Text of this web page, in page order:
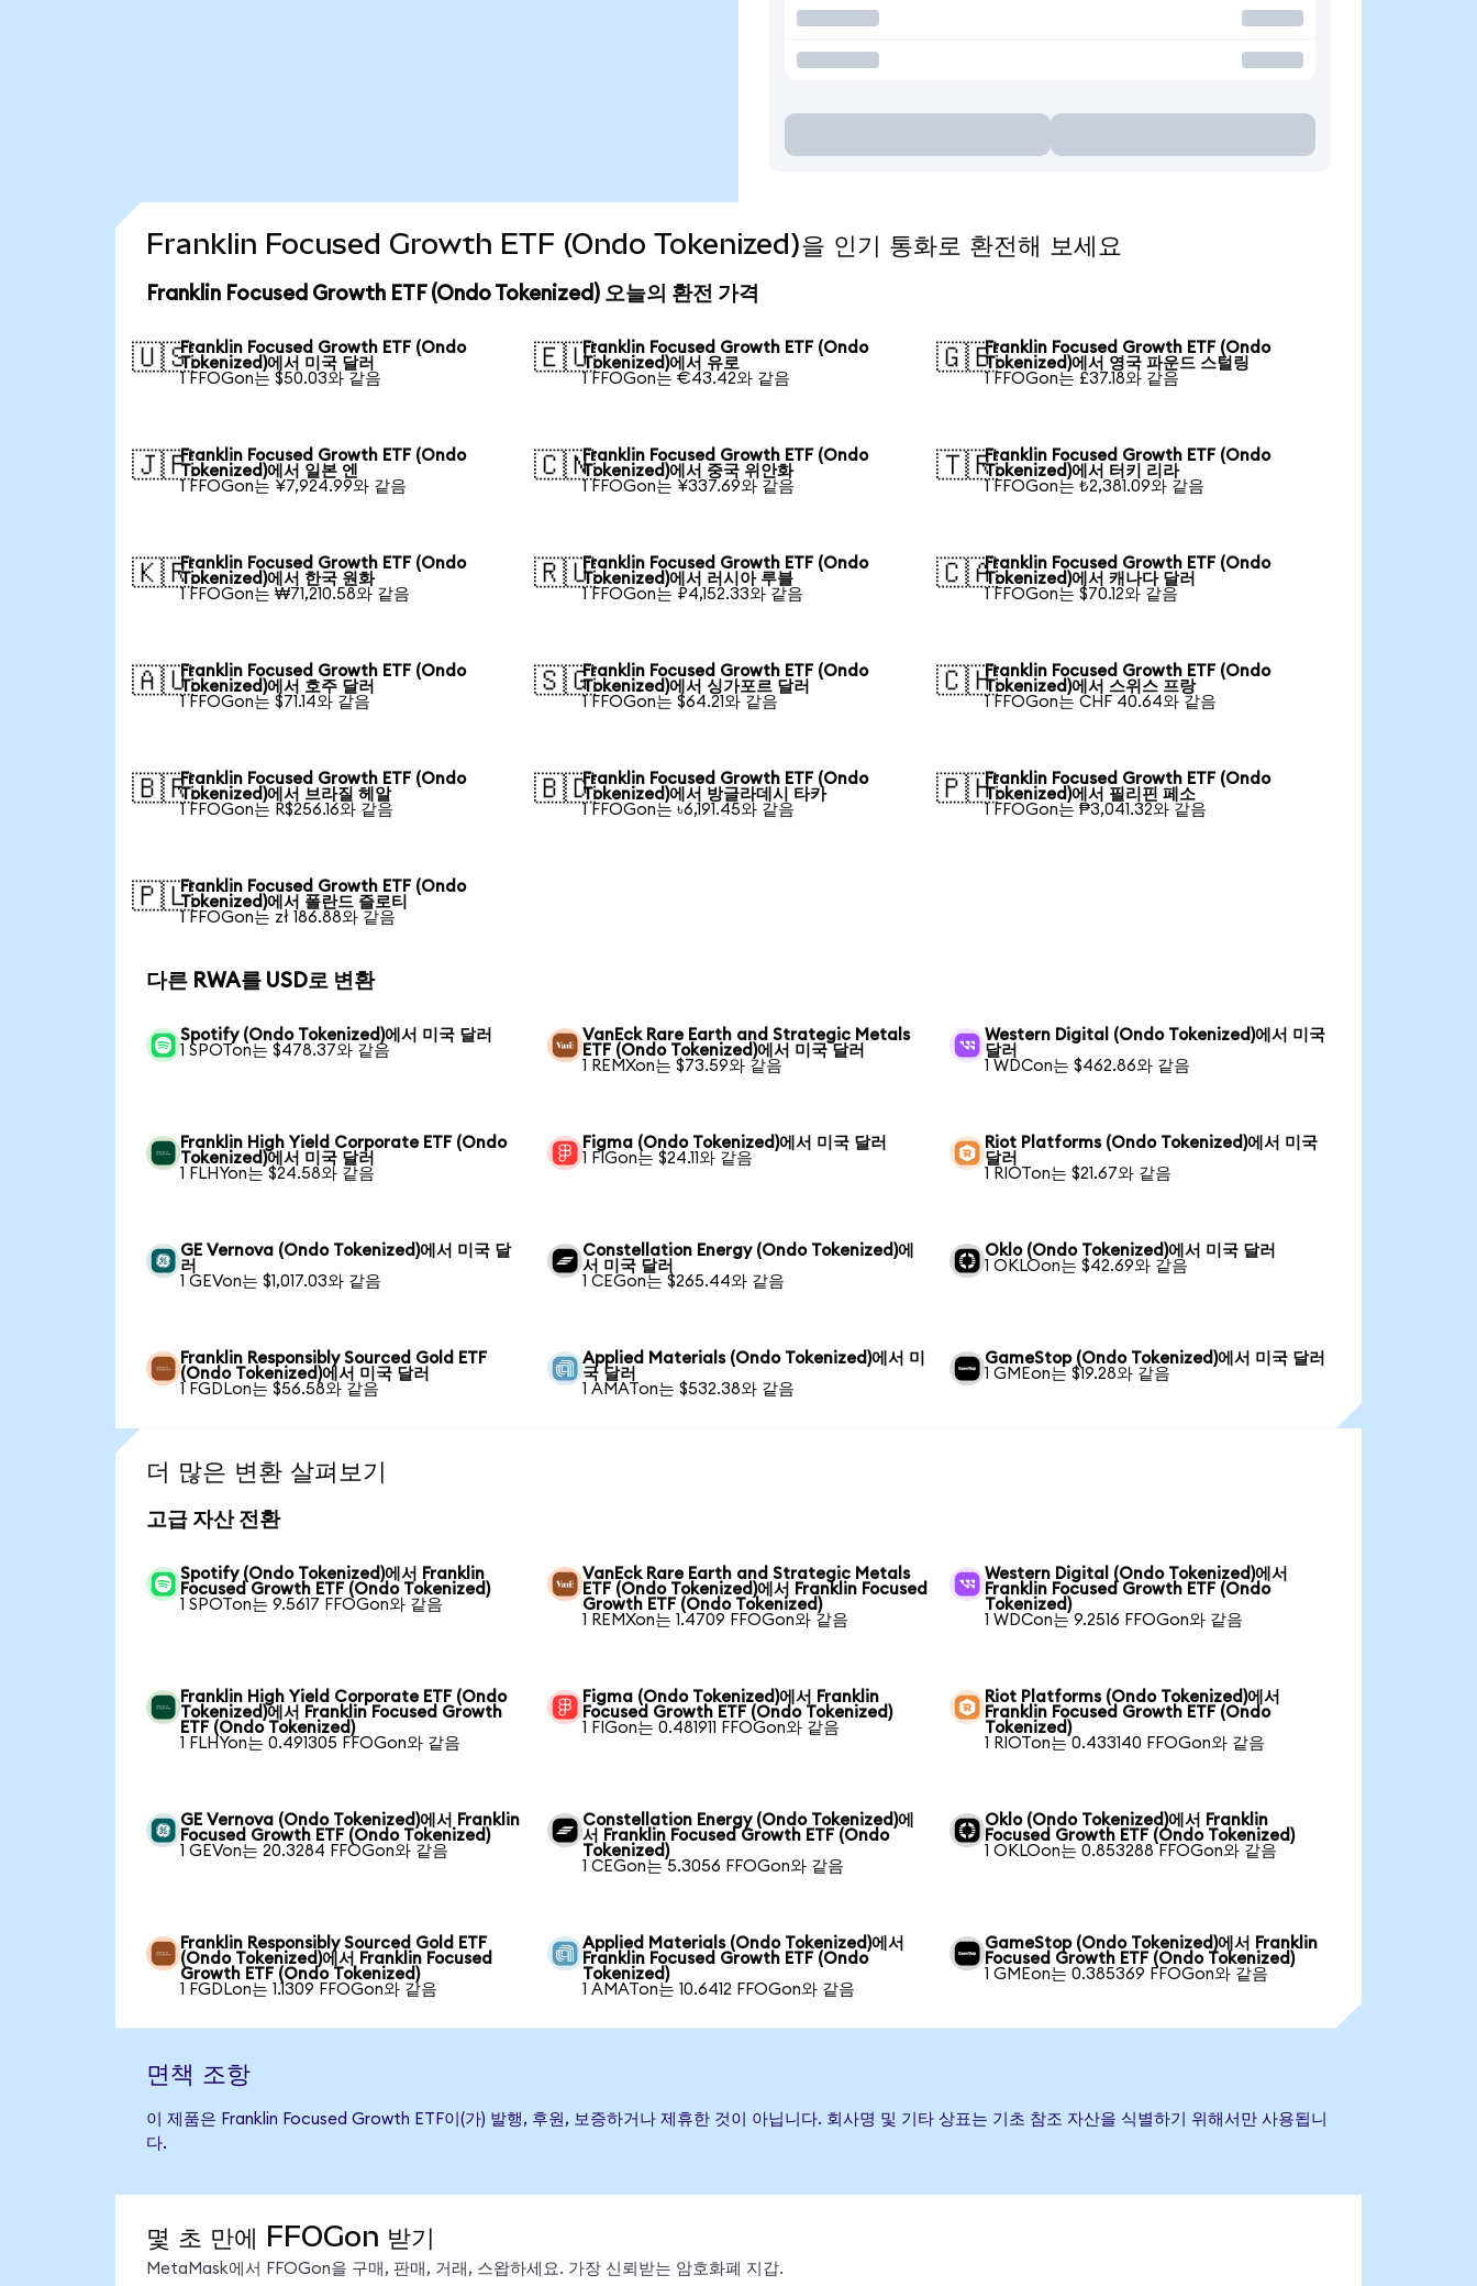
Franklin Focused Growth ETF (Ondo Tokenized)을 인기 통화로 환전해 보세요
Franklin Focused Growth ETF (Ondo Tokenized) 오늘의 환전 가격
🇺🇸Franklin Focused Growth ETF (Ondo
Tokenized)에서 미국 달러
1 FFOGon는 $50.03와 같음
🇪🇺Franklin Focused Growth ETF (Ondo
Tokenized)에서 유로
1 FFOGon는 €43.42와 같음
🇬🇧Franklin Focused Growth ETF (Ondo
Tokenized)에서 영국 파운드 스털링
1 FFOGon는 £37.18와 같음
🇯🇵Franklin Focused Growth ETF (Ondo
Tokenized)에서 일본 엔
1 FFOGon는 ¥7,924.99와 같음
🇨🇳Franklin Focused Growth ETF (Ondo
Tokenized)에서 중국 위안화
1 FFOGon는 ¥337.69와 같음
🇹🇷Franklin Focused Growth ETF (Ondo
Tokenized)에서 터키 리라
1 FFOGon는 ₺2,381.09와 같음
🇰🇷Franklin Focused Growth ETF (Ondo
Tokenized)에서 한국 원화
1 FFOGon는 ₩71,210.58와 같음
🇷🇺Franklin Focused Growth ETF (Ondo
Tokenized)에서 러시아 루블
1 FFOGon는 ₽4,152.33와 같음
🇨🇦Franklin Focused Growth ETF (Ondo
Tokenized)에서 캐나다 달러
1 FFOGon는 $70.12와 같음
🇦🇺Franklin Focused Growth ETF (Ondo
Tokenized)에서 호주 달러
1 FFOGon는 $71.14와 같음
🇸🇬Franklin Focused Growth ETF (Ondo
Tokenized)에서 싱가포르 달러
1 FFOGon는 $64.21와 같음
🇨🇭Franklin Focused Growth ETF (Ondo
Tokenized)에서 스위스 프랑
1 FFOGon는 CHF 40.64와 같음
🇧🇷Franklin Focused Growth ETF (Ondo
Tokenized)에서 브라질 헤알
1 FFOGon는 R$256.16와 같음
🇧🇩Franklin Focused Growth ETF (Ondo
Tokenized)에서 방글라데시 타카
1 FFOGon는 ৳6,191.45와 같음
🇵🇭Franklin Focused Growth ETF (Ondo
Tokenized)에서 필리핀 페소
1 FFOGon는 ₱3,041.32와 같음
🇵🇱Franklin Focused Growth ETF (Ondo
Tokenized)에서 폴란드 즐로티
1 FFOGon는 zł 186.88와 같음
다른 RWA를 USD로 변환
Spotify (Ondo Tokenized)에서 미국 달러
1 SPOTon는 $478.37와 같음
VanEck Rare Earth and Strategic Metals
ETF (Ondo Tokenized)에서 미국 달러
1 REMXon는 $73.59와 같음
Western Digital (Ondo Tokenized)에서 미국
달러
1 WDCon는 $462.86와 같음
Franklin High Yield Corporate ETF (Ondo
Tokenized)에서 미국 달러
1 FLHYon는 $24.58와 같음
Figma (Ondo Tokenized)에서 미국 달러
1 FIGon는 $24.11와 같음
Riot Platforms (Ondo Tokenized)에서 미국
달러
1 RIOTon는 $21.67와 같음
GE Vernova (Ondo Tokenized)에서 미국 달
러
1 GEVon는 $1,017.03와 같음
Constellation Energy (Ondo Tokenized)에
서 미국 달러
1 CEGon는 $265.44와 같음
Oklo (Ondo Tokenized)에서 미국 달러
1 OKLOon는 $42.69와 같음
Franklin Responsibly Sourced Gold ETF
(Ondo Tokenized)에서 미국 달러
1 FGDLon는 $56.58와 같음
Applied Materials (Ondo Tokenized)에서 미
국 달러
1 AMATon는 $532.38와 같음
GameStop (Ondo Tokenized)에서 미국 달러
1 GMEon는 $19.28와 같음
더 많은 변환 살펴보기
고급 자산 전환
Spotify (Ondo Tokenized)에서 Franklin
Focused Growth ETF (Ondo Tokenized)
1 SPOTon는 9.5617 FFOGon와 같음
VanEck Rare Earth and Strategic Metals
ETF (Ondo Tokenized)에서 Franklin Focused
Growth ETF (Ondo Tokenized)
1 REMXon는 1.4709 FFOGon와 같음
Western Digital (Ondo Tokenized)에서
Franklin Focused Growth ETF (Ondo
Tokenized)
1 WDCon는 9.2516 FFOGon와 같음
Franklin High Yield Corporate ETF (Ondo
Tokenized)에서 Franklin Focused Growth
ETF (Ondo Tokenized)
1 FLHYon는 0.491305 FFOGon와 같음
Figma (Ondo Tokenized)에서 Franklin
Focused Growth ETF (Ondo Tokenized)
1 FIGon는 0.481911 FFOGon와 같음
Riot Platforms (Ondo Tokenized)에서
Franklin Focused Growth ETF (Ondo
Tokenized)
1 RIOTon는 0.433140 FFOGon와 같음
GE Vernova (Ondo Tokenized)에서 Franklin
Focused Growth ETF (Ondo Tokenized)
1 GEVon는 20.3284 FFOGon와 같음
Constellation Energy (Ondo Tokenized)에
서 Franklin Focused Growth ETF (Ondo
Tokenized)
1 CEGon는 5.3056 FFOGon와 같음
Oklo (Ondo Tokenized)에서 Franklin
Focused Growth ETF (Ondo Tokenized)
1 OKLOon는 0.853288 FFOGon와 같음
Franklin Responsibly Sourced Gold ETF
(Ondo Tokenized)에서 Franklin Focused
Growth ETF (Ondo Tokenized)
1 FGDLon는 1.1309 FFOGon와 같음
Applied Materials (Ondo Tokenized)에서
Franklin Focused Growth ETF (Ondo
Tokenized)
1 AMATon는 10.6412 FFOGon와 같음
GameStop (Ondo Tokenized)에서 Franklin
Focused Growth ETF (Ondo Tokenized)
1 GMEon는 0.385369 FFOGon와 같음
면책 조항
이 제품은 Franklin Focused Growth ETF이(가) 발행, 후원, 보증하거나 제휴한 것이 아닙니다. 회사명 및 기타 상표는 기초 참조 자산을 식별하기 위해서만 사용됩니
다.
몇 초 만에 FFOGon 받기
MetaMask에서 FFOGon을 구매, 판매, 거래, 스왑하세요. 가장 신뢰받는 암호화폐 지갑.